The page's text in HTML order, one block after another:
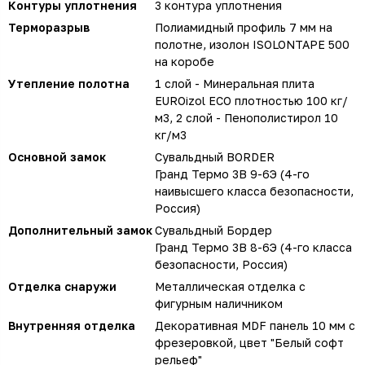
Контуры уплотнения
3 контура уплотнения
Терморазрыв
Полиамидный профиль 7 мм на
полотне, изолон ISOLONTAPE 500
на коробе
Утепление полотна
1 слой - Минеральная плита
EUROizol ECO плотностью 100 кг/
м3, 2 слой - Пенополистирол 10
кг/м3
Основной замок
Сувальдный BORDER
Гранд Термо 3В 9-6Э (4-го
наивысшего класса безопасности,
Россия)
Дополнительный замокСувальдный Бордер
Гранд Термо 3В 8-6Э (4-го класса
безопасности, Россия)
Отделка снаружи
Металлическая отделка с
фигурным наличником
Внутренняя отделка
Декоративная MDF панель 10 мм с
фрезеровкой, цвет "Белый софт
рельеф"